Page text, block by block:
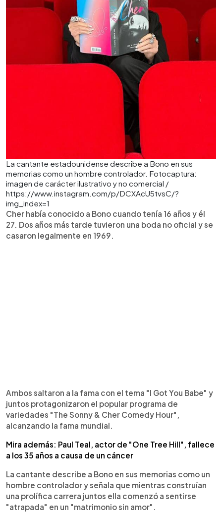
La cantante estadounidense describe a Bono en sus
memorias como un hombre controlador. Fotocaptura:
imagen de carácter ilustrativo y no comercial /
https://www.instagram.com/p/DCXAcU5tvsC/?
img_index=1
Cher había conocido a Bono cuando tenía 16 años y él
27. Dos años más tarde tuvieron una boda no oficial y se
casaron legalmente en 1969.
Ambos saltaron a la fama con el tema "I Got You Babe" y
juntos protagonizaron el popular programa de
variedades "The Sonny & Cher Comedy Hour",
alcanzando la fama mundial.
Mira además: Paul Teal, actor de "One Tree Hill", fallece
a los 35 años a causa de un cáncer
La cantante describe a Bono en sus memorias como un
hombre controlador y señala que mientras construían
una prolífica carrera juntos ella comenzó a sentirse
"atrapada" en un "matrimonio sin amor".